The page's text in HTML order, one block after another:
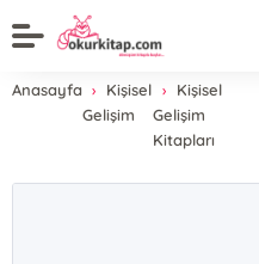
Anasayfa
Kişisel
Gelişim
Kişisel
Gelişim
Kitapları